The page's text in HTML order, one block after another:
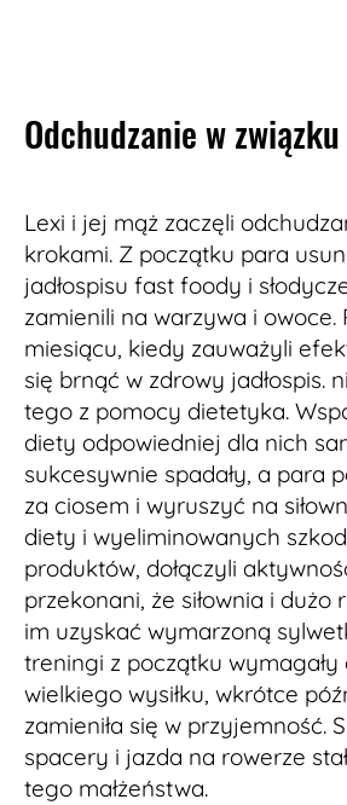
Odchudzanie w związku
Lexi i jej mąż zaczęli
krokami. Z początku para
jadłospisu fast foody i
zamienili na warzywa i owoce.
miesiącu, kiedy zauważyli
się brnąć w zdrowy jadłospis.
tego z pomocy dietetyka.
diety odpowiedniej dla nich
sukcesywnie spadały, a para
za ciosem i wyruszyć na
diety i wyeliminowanych
produktów, dołączyli
przekonani, że siłownia i dużo
im uzyskać wymarzoną
treningi z początku wymagały
wielkiego wysiłku, wkrótce
zamieniła się w przyjemność.
spacery i jazda na rowerze
tego małżeństwa.